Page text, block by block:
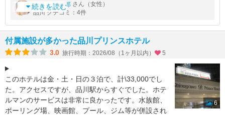
お湯を張って入る気もしなかった。
フロントは豪華で、高級感があってもメインタワーは、古くがっ
かりでした。
続きを読む
bymaron太郎 さん（女性）
品川 クチコミ：4件
付属施設が多かった品川プリンスホテル
3.0 旅行時期：2026/08（1ヶ月以内） 5
このホテルは金・土・日の３泊で、計\33,000でし
た。アクセスですが、品川駅からすぐでした。ホテ
ルマンのサービスは非常に良かったです。水族館、
ボーリング場、映画館、プール、ジム等が併設され
6